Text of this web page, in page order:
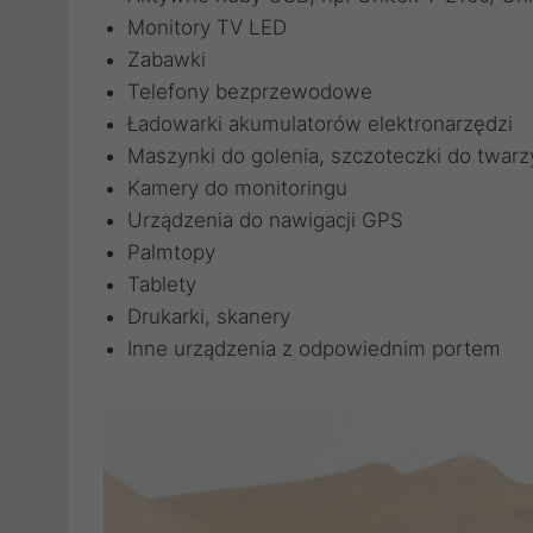
Monitory TV LED
Zabawki
Telefony bezprzewodowe
Ładowarki akumulatorów elektronarzędzi
Maszynki do golenia, szczoteczki do
Kamery do monitoringu
Urządzenia do nawigacji GPS
Palmtopy
Tablety
Drukarki, skanery
Inne urządzenia z odpowiednim portem